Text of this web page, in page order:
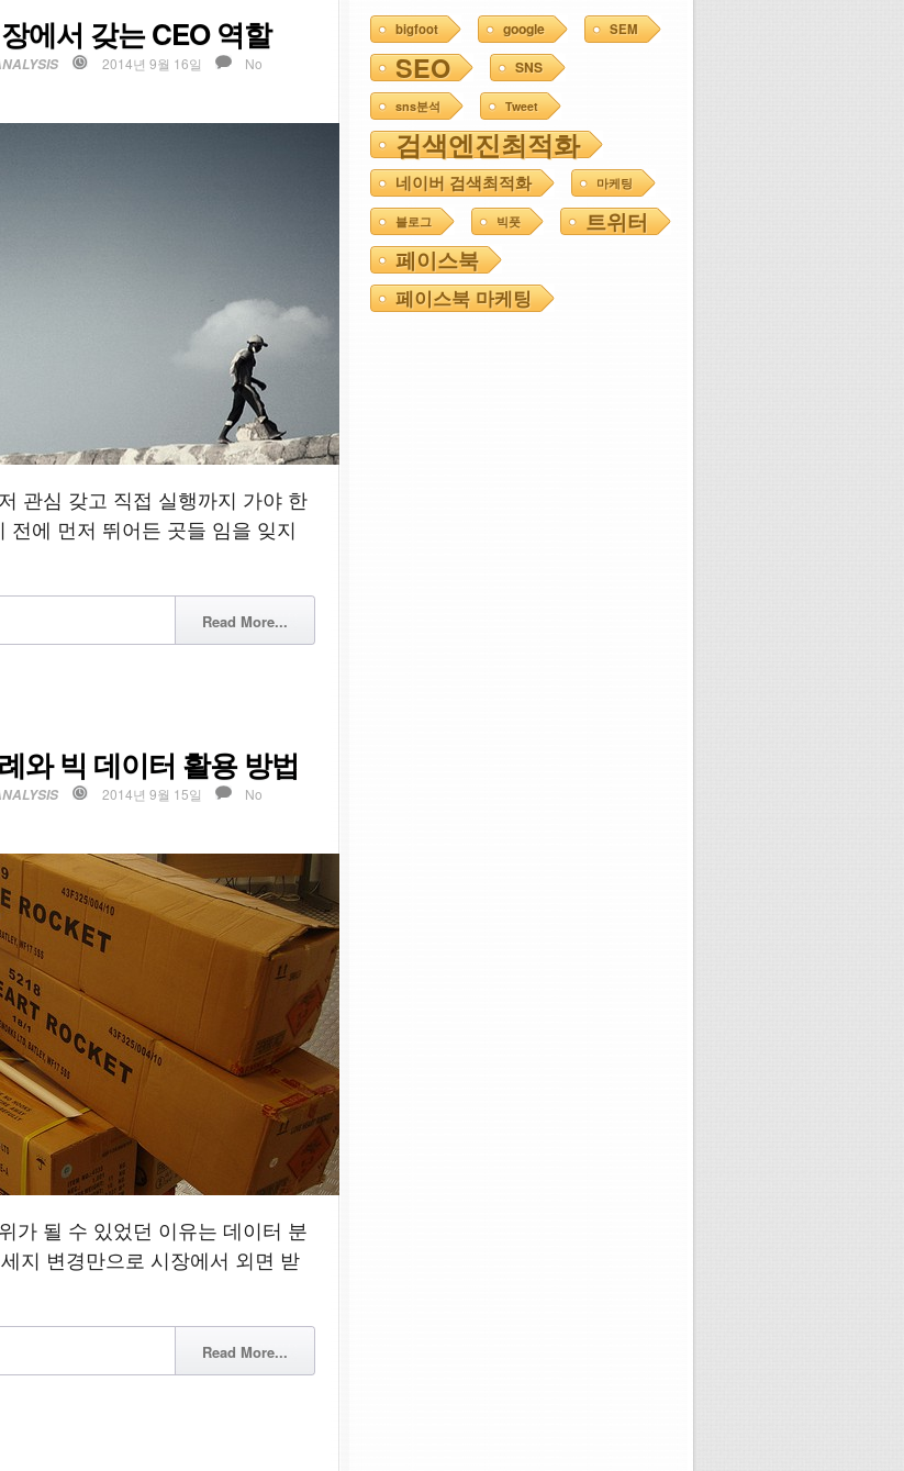
에서 갖는 CEO 역할
2014년 9월 16일
No
관심 갖고 직접 실행까지 가야 한
에 먼저 뛰어든 곳들 임을 잊지
Read More...
와 빅 데이터 활용 방법
2014년 9월 15일
No
가 될 수 있었던 이유는 데이터 분
지 변경만으로 시장에서 외면 받
Read More...
bigfoot google SEM
SEO SNS
sns분석 Tweet
검색엔진최적화
네이버 검색최적화 마케팅
블로그 빅풋
트위터
페이스북
페이스북 마케팅